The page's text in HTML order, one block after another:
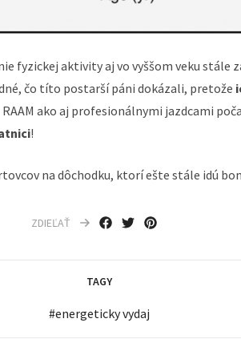
fyzickej aktivity aj vo vyššom veku stále
čo títo postarší páni dokázali, pretože
RAAM ako aj profesionálnymi jazdcami
!
na dôchodku, ktorí ešte stále idú
ZDIEĽAŤ
TAGY
#energeticky vydaj